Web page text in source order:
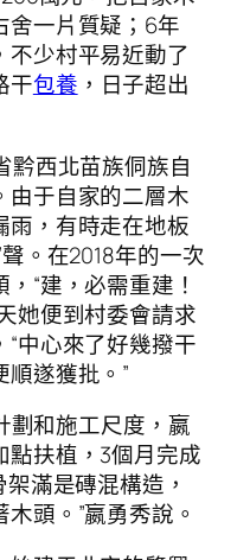
舍一片質疑；6年
不少村平易近動了
干包養 ，日子超出
黔西北苗族侗族自
由于自家的二層木
雨，有時走在地板
。在2018年的一次
“建，必需重建！
她便到村委會請求
中心來了好幾撥干
遂獲批。”
劃和施工尺度，嬴
點扶植，3個月完成
滿是磚混構造，
頭。”嬴勇秀說。